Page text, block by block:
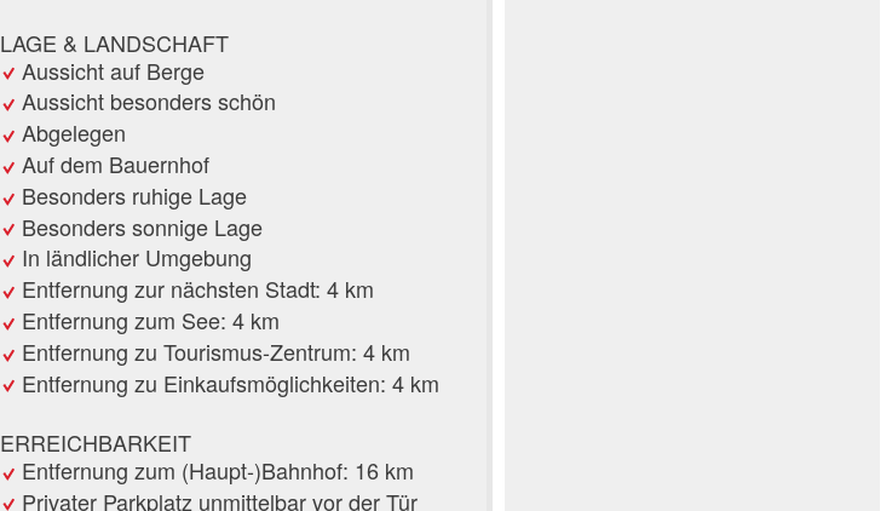
LAGE & LANDSCHAFT
Aussicht auf Berge
Aussicht besonders schön
Abgelegen
Auf dem Bauernhof
Besonders ruhige Lage
Besonders sonnige Lage
In ländlicher Umgebung
Entfernung zur nächsten Stadt: 4 km
Entfernung zum See: 4 km
Entfernung zu Tourismus-Zentrum: 4 km
Entfernung zu Einkaufsmöglichkeiten: 4 km
ERREICHBARKEIT
Entfernung zum (Haupt-)Bahnhof: 16 km
Privater Parkplatz unmittelbar vor der Tür